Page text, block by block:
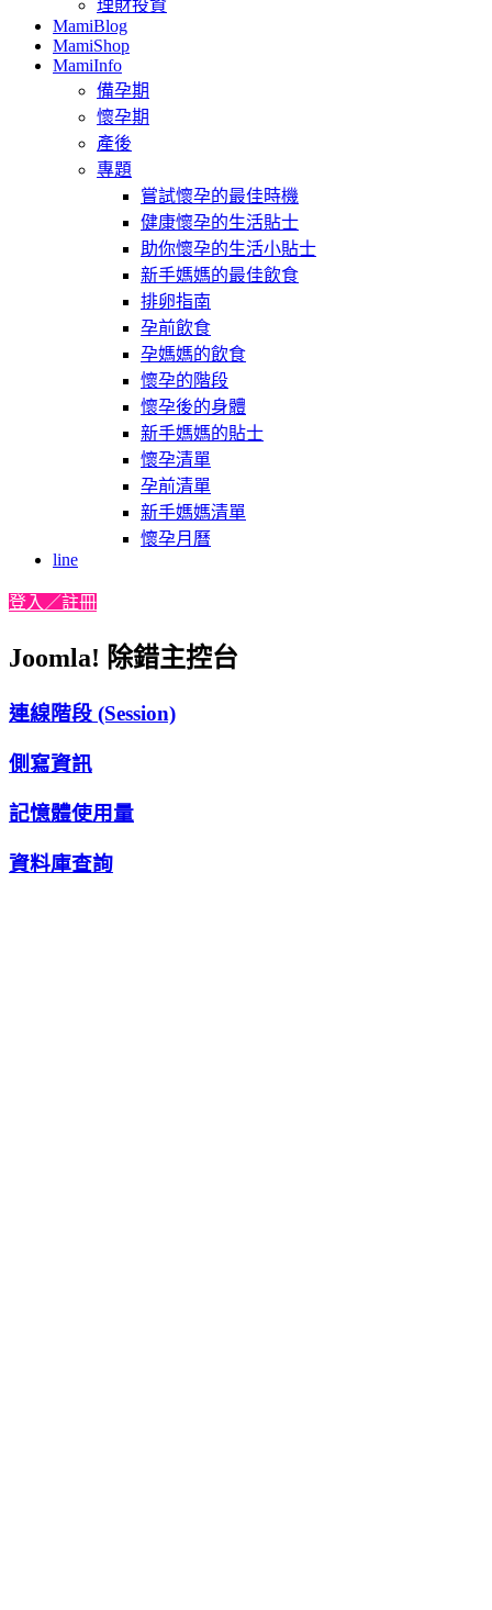
理財投資
MamiBlog
MamiShop
MamiInfo
備孕期
懷孕期
產後
專題
嘗試懷孕的最佳時機
健康懷孕的生活貼士
助你懷孕的生活小貼士
新手媽媽的最佳飲食
排卵指南
孕前飲食
孕媽媽的飲食
懷孕的階段
懷孕後的身體
新手媽媽的貼士
懷孕清單
孕前清單
新手媽媽清單
懷孕月曆
line
登入／註冊
Joomla! 除錯主控台
連線階段 (Session)
側寫資訊
記憶體使用量
資料庫查詢